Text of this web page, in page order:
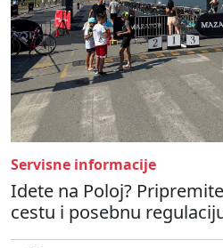
Servisne informacije
Idete na Poloj?
cestu i posebnu